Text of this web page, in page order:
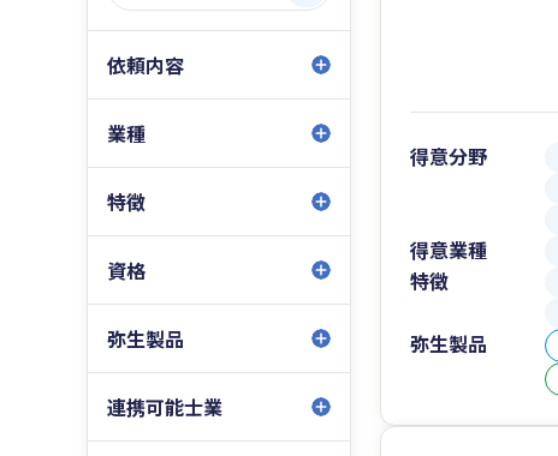
依頼内容
業種
特徴
資格
弥生製品
連携可能士業
得意分野
得意業種
特徴
弥生製品